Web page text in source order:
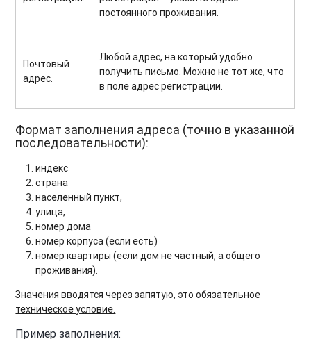
постоянного проживания.
Почтовый
адрес.
Любой адрес, на который удобно
получить письмо. Можно не тот же, что
в поле адрес регистрации.
Формат заполнения адреса (точно в указанной
последовательности):
индекс
страна
населенный пункт,
улица,
номер дома
номер корпуса (если есть)
номер квартиры (если дом не частный, а общего
проживания).
Значения вводятся через запятую, это обязательное
техническое условие.
Пример заполнения: